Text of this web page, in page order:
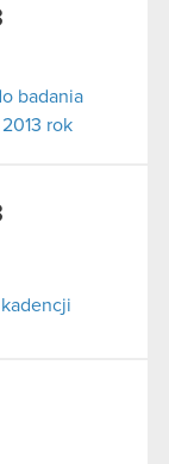
badania
rok